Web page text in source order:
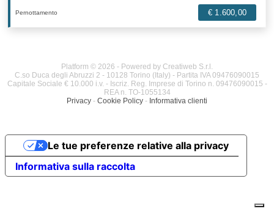
Pernottamento € 1.600,00
Platform © 2026 - Powered by Creatiweb S.r.l.
C.so Duca degli Abruzzi 2 - 10128 Torino (Italy) - Partita IVA 09476090015
Capitale Sociale € 10.000 i.v. - Iscriz. Reg. Imprese di Torino n. 09476090015 -
REA n. TO-1055134
Privacy - Cookie Policy - Informativa clienti
Informativa sulla raccolta
Le tue preferenze relative alla privacy